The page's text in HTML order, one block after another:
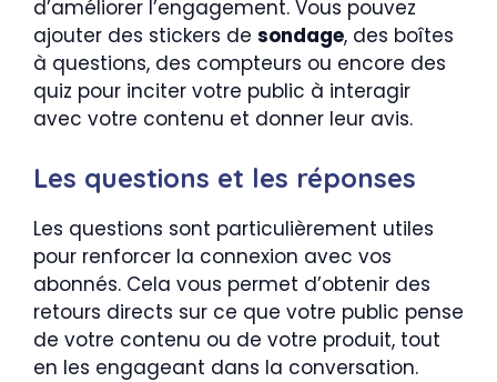
d’améliorer l’engagement. Vous pouvez
ajouter des stickers de sondage, des boîtes
à questions, des compteurs ou encore des
quiz pour inciter votre public à interagir
avec votre contenu et donner leur avis.
Les questions et les réponses
Les questions sont particulièrement utiles
pour renforcer la connexion avec vos
abonnés. Cela vous permet d’obtenir des
retours directs sur ce que votre public pense
de votre contenu ou de votre produit, tout
en les engageant dans la conversation.